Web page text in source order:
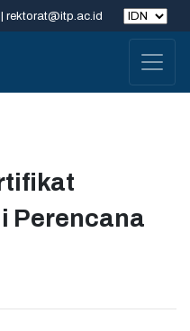
| rektorat@itp.ac.id
Perencana